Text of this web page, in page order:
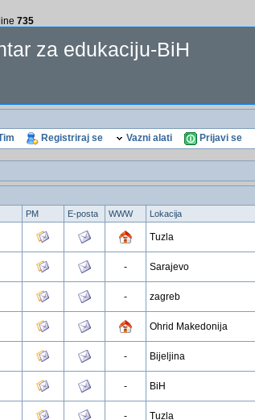
735
za edukaciju-BiH
Registriraj se Vazni alati Prijavi se
PM E-posta WWW Lokacija
Tuzla
- Sarajevo
- zagreb
Ohrid Makedonija
- Bijeljina
- BiH
- Tuzla